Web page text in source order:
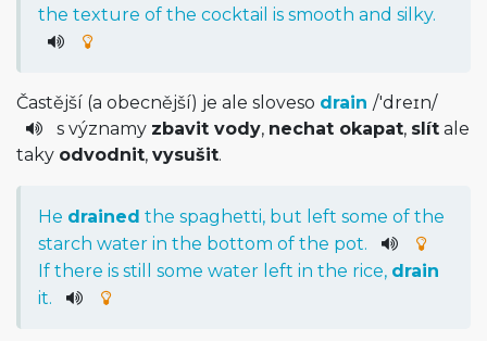
the texture of the cocktail is smooth and silky.
Častější (a obecnější) je ale sloveso drain /'dreɪn/
s významy zbavit vody, nechat okapat, slít ale
taky odvodnit, vysušit.
He drained the spaghetti, but left some of the
starch water in the bottom of the pot.
If there is still some water left in the rice, drain
it.